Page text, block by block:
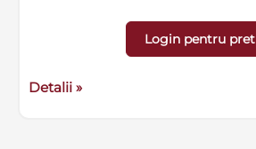
Login pentru pret
Detalii »